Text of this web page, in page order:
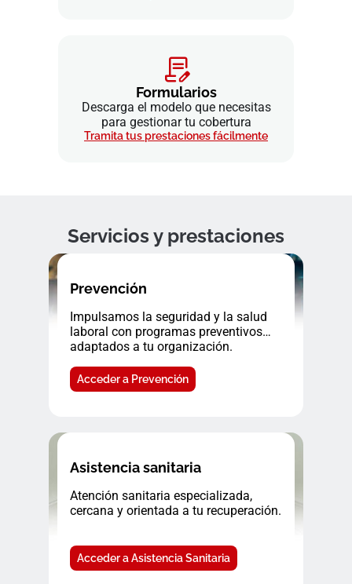
Formularios
Descarga el modelo que necesitas
para gestionar tu cobertura
Tramita tus prestaciones fácilmente
Servicios y prestaciones
Prevención
Impulsamos la seguridad y la salud
laboral con programas preventivos
adaptados a tu organización.
Acceder a Prevención
Asistencia sanitaria
Atención sanitaria especializada,
cercana y orientada a tu recuperación.
Acceder a Asistencia Sanitaria